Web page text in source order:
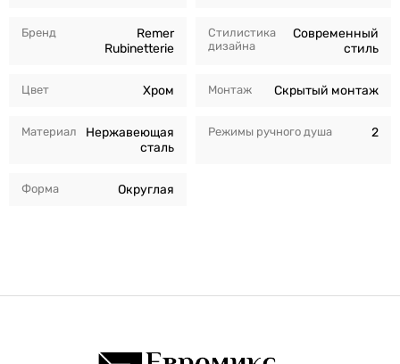
Бренд
Remer
Rubinetterie
Цвет Хром
Материал
Нержавеющая
сталь
Форма Округлая
Стилистика
дизайна
Современный
стиль
Монтаж Скрытый монтаж
Режимы ручного душа 2